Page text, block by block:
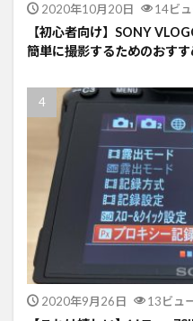
2020年10月20日 14ビ
【初心者向け】SONY
簡単に撮影するためのおす
2020年9月26日 13ビュ